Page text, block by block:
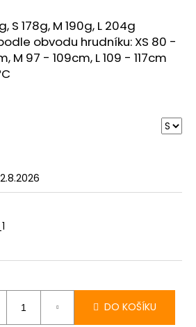
S 178g, M 190g, L 204g
obvodu hrudníku: XS 80 -
M 97 - 109cm, L 109 - 117cm
DO KOŠÍKU